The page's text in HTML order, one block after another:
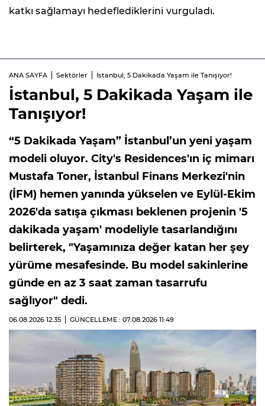
katkı sağlamayı hedeflediklerini vurguladı.
ANA SAYFA Sektörler İstanbul, 5 Dakikada Yaşam ile Tanışıyor!
İstanbul, 5 Dakikada Yaşam ile
Tanışıyor!
“5 Dakikada Yaşam” İstanbul’un yeni yaşam
modeli oluyor. City's Residences'ın iç mimarı
Mustafa Toner, İstanbul Finans Merkezi'nin
(İFM) hemen yanında yükselen ve Eylül-Ekim
2026'da satışa çıkması beklenen projenin '5
dakikada yaşam' modeliyle tasarlandığını
belirterek, "Yaşamınıza değer katan her şey
yürüme mesafesinde. Bu model sakinlerine
günde en az 3 saat zaman tasarrufu
sağlıyor" dedi.
06.08.2026 12:35 GÜNCELLEME : 07.08.2026 11:49